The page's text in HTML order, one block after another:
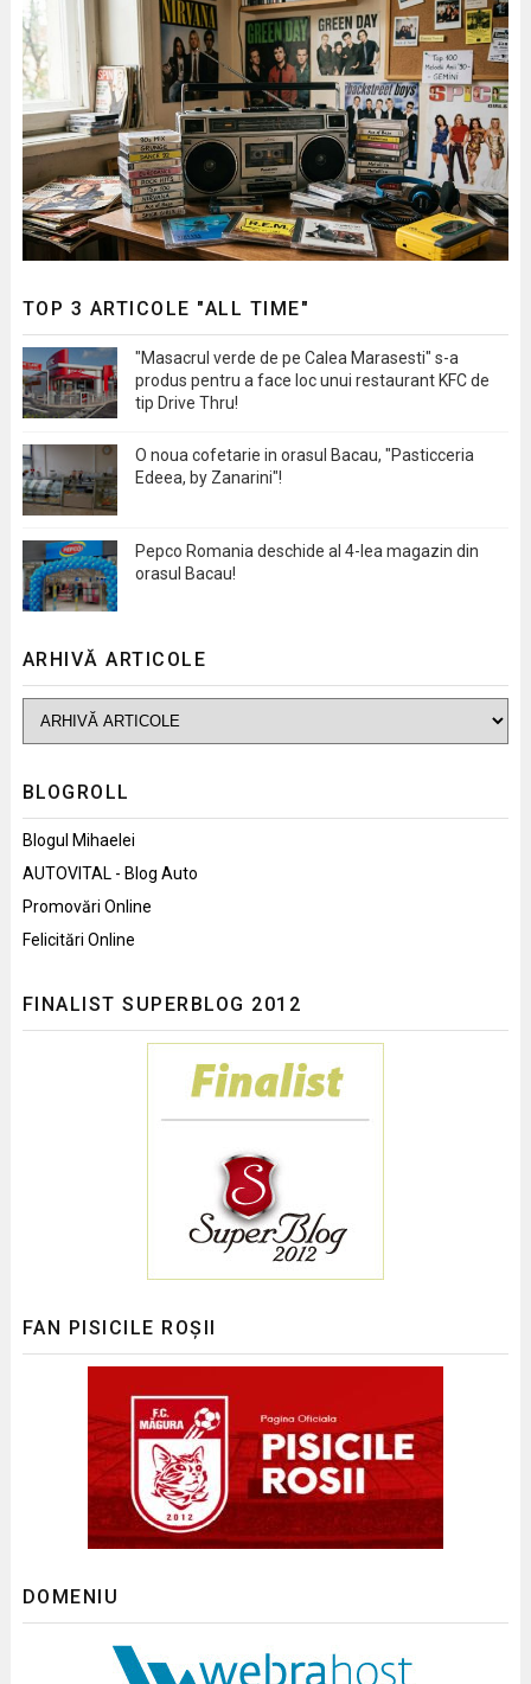
TOP 3 ARTICOLE "ALL TIME"
"Masacrul verde de pe Calea Marasesti" s-a
produs pentru a face loc unui restaurant KFC de
tip Drive Thru!
O noua cofetarie in orasul Bacau, "Pasticceria
Edeea, by Zanarini"!
Pepco Romania deschide al 4-lea magazin din
orasul Bacau!
ARHIVĂ ARTICOLE
BLOGROLL
Blogul Mihaelei
AUTOVITAL - Blog Auto
Promovări Online
Felicitări Online
FINALIST SUPERBLOG 2012
FAN PISICILE ROȘII
DOMENIU